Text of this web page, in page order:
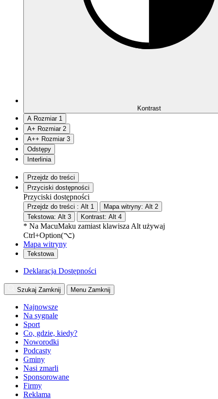
Kontrast
A Rozmiar 1
A+ Rozmiar 2
A++ Rozmiar 3
Odstępy
Interlinia
Przejdz do treści
Przyciski dostępności
Przyciski dostępności
Przejdz do treści : Alt 1 Mapa witryny: Alt 2
Tekstowa: Alt 3 Kontrast: Alt 4
* Na MacuMaku zamiast klawisza Alt używaj
Ctrl+Option(⌥)
Mapa witryny
Tekstowa
Deklaracja Dostępności
Szukaj Zamknij Menu Zamknij
Najnowsze
Na sygnale
Sport
Co, gdzie, kiedy?
Noworodki
Podcasty
Gminy
Nasi zmarli
Sponsorowane
Firmy
Reklama